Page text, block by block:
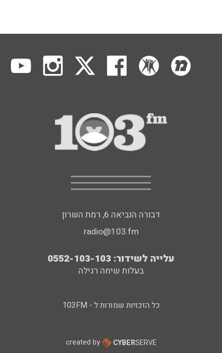
דבורה הנביאה 6, רמת השרון
radio@103.fm
עלייה לשידור: 0552-103-103
בעלות שיחה רגילה
כל הזכויות שמורות ל - 103FM
created by CYBERSERVE